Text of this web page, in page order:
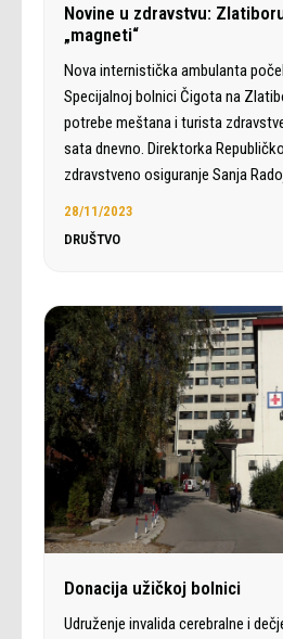
Novine u zdravstvu:
„magneti“
Nova internistička ambulanta
Specijalnoj bolnici Čigota na
potrebe meštana i turista
sata dnevno. Direktorka
zdravstveno osiguranje Sanja
28/11/2023
DRUŠTVO
Donacija užičkoj bolnici
Udruženje invalida cerebralne i